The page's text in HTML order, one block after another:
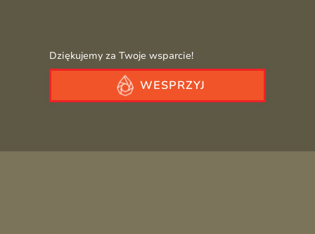
Dziękujemy za Twoje wsparcie!
WESPRZYJ